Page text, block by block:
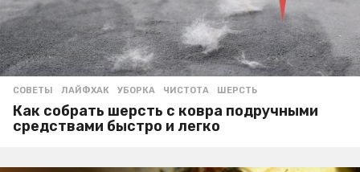
СОВЕТЫ ЛАЙФХАК ,УБОРКА ,ЧИСТОТА ,ШЕРСТЬ
Как собрать шерсть с ковра подручными
средствами быстро и легко